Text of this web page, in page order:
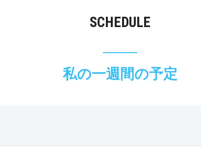
SCHEDULE
私の一週間の予定